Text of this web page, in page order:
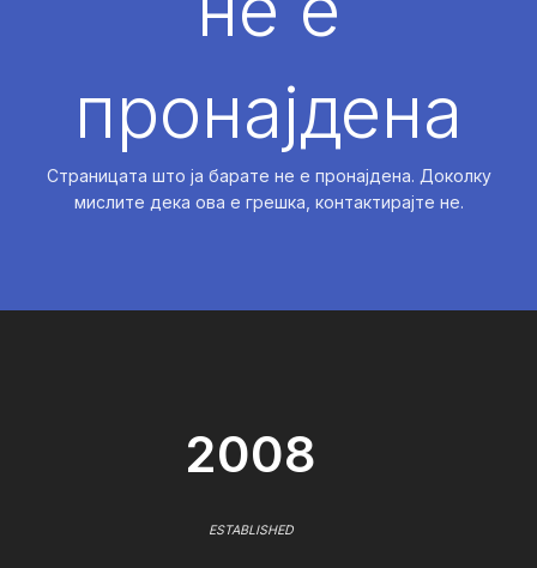
пронајдена
Страницата што ја барате не е пронајдена. Доколку
мислите дека ова е грешка, контактирајте не.
2008
ESTABLISHED